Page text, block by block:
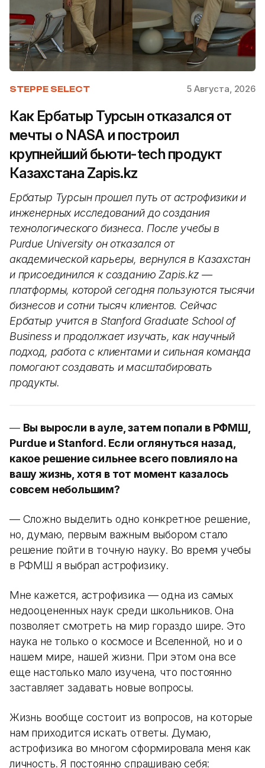
STEPPE SELECT 5 Августа, 2026
Как Ербатыр Турсын отказался от
мечты о NASA и построил
крупнейший бьюти-tech продукт
Казахстана Zapis.kz
Ербатыр Турсын прошел путь от астрофизики и
инженерных исследований до создания
технологического бизнеса. После учебы в
Purdue University он отказался от
академической карьеры, вернулся в Казахстан
и присоединился к созданию Zapis.kz —
платформы, которой сегодня пользуются тысячи
бизнесов и сотни тысяч клиентов. Сейчас
Ербатыр учится в Stanford Graduate School of
Business и продолжает изучать, как научный
подход, работа с клиентами и сильная команда
помогают создавать и масштабировать
продукты.
— Вы выросли в ауле, затем попали в РФМШ,
Purdue и Stanford. Если оглянуться назад,
какое решение сильнее всего повлияло на
вашу жизнь, хотя в тот момент казалось
совсем небольшим?
— Сложно выделить одно конкретное решение,
но, думаю, первым важным выбором стало
решение пойти в точную науку. Во время учебы
в РФМШ я выбрал астрофизику.
Мне кажется, астрофизика — одна из самых
недооцененных наук среди школьников. Она
позволяет смотреть на мир гораздо шире. Это
наука не только о космосе и Вселенной, но и о
нашем мире, нашей жизни. При этом она все
еще настолько мало изучена, что постоянно
заставляет задавать новые вопросы.
Жизнь вообще состоит из вопросов, на которые
нам приходится искать ответы. Думаю,
астрофизика во многом сформировала меня как
личность. Я постоянно спрашиваю себя: